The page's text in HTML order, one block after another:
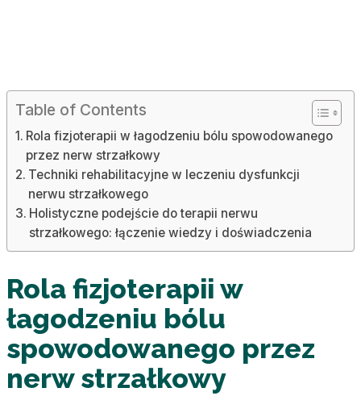
Table of Contents
Rola fizjoterapii w łagodzeniu bólu spowodowanego
przez nerw strzałkowy
Techniki rehabilitacyjne w leczeniu dysfunkcji
nerwu strzałkowego
Holistyczne podejście do terapii nerwu
strzałkowego: łączenie wiedzy i doświadczenia
Rola fizjoterapii w
łagodzeniu bólu
spowodowanego przez
nerw strzałkowy